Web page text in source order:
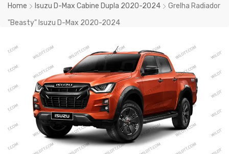
Home Isuzu D-Max Cabine Dupla 2020-2024
Grelha Radiador
"Beasty" Isuzu D-Max 2020-2024